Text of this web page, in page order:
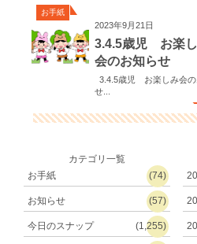
お手紙
2023年9月21日
3.4.5歳児 お楽
会のお知らせ
3.4.5歳児 お楽しみ会の
せ...
カテゴリ一覧
お手紙
(74)
お知らせ (57)
今日のスナップ (1,255)